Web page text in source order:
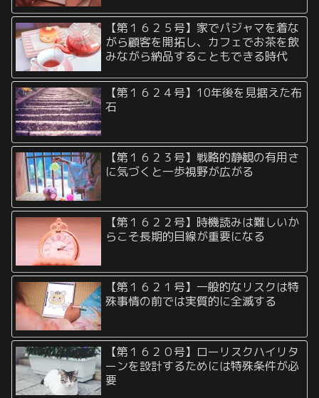
【第１６２５号】家でパジャマを着な
がら顧客を開拓し、カフェでお茶を飲
みながら納品することもできる時代
【第１６２４号】10年後を見据えた布
石
【第１６２３号】戦略的静観の有用さ
に気づくと一歩視野が広がる
【第１６２２号】時機読みは難しいか
らこそ長期的目線が重要になる
【第１６２１号】一般的なリスクは特
殊事情の前では実質的に全滅する
【第１６２０号】ローリスクハイリタ
ーンを設計するためには特殊条件が必
要